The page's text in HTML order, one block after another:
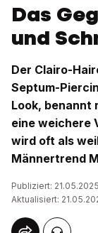
Das
und
Der Clairo-
Septum-
Look, benannt
eine weichere
wird oft als
Männertrend
Publiziert:
Aktualisiert: